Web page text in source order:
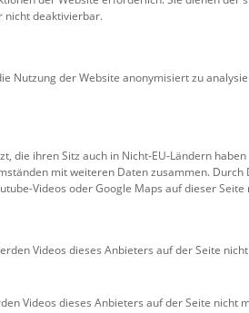
Führungen &
Kulinarik &
nicht deaktivierbar.
Nutzung der Website anonymisiert zu
die ihren Sitz auch in Nicht-EU-Ländern haben
mit weiteren Daten zusammen. Durch
Videos oder Google Maps auf dieser
Videos dieses Anbieters auf der Seite
Videos dieses Anbieters auf der Seite nicht